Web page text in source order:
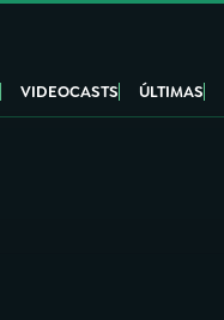
VIDEOCASTS ÚLTIMAS